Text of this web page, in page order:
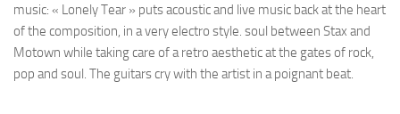
music: « Lonely Tear » puts acoustic and live music back at the heart
of the composition, in a very electro style. soul between Stax and
Motown while taking care of a retro aesthetic at the gates of rock,
pop and soul. The guitars cry with the artist in a poignant beat.